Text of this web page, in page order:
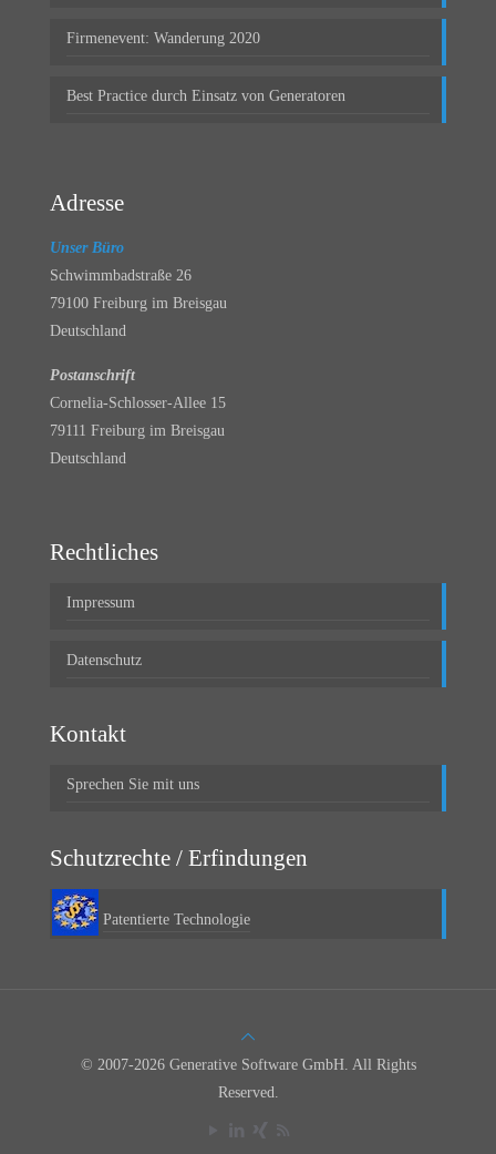
Firmenevent: Wanderung 2020
Best Practice durch Einsatz von Generatoren
Adresse
Unser Büro
Schwimmbadstraße 26
79100 Freiburg im Breisgau
Deutschland
Postanschrift
Cornelia-Schlosser-Allee 15
79111 Freiburg im Breisgau
Deutschland
Rechtliches
Impressum
Datenschutz
Kontakt
Sprechen Sie mit uns
Schutzrechte / Erfindungen
Patentierte Technologie
© 2007-2026 Generative Software GmbH. All Rights
Reserved.